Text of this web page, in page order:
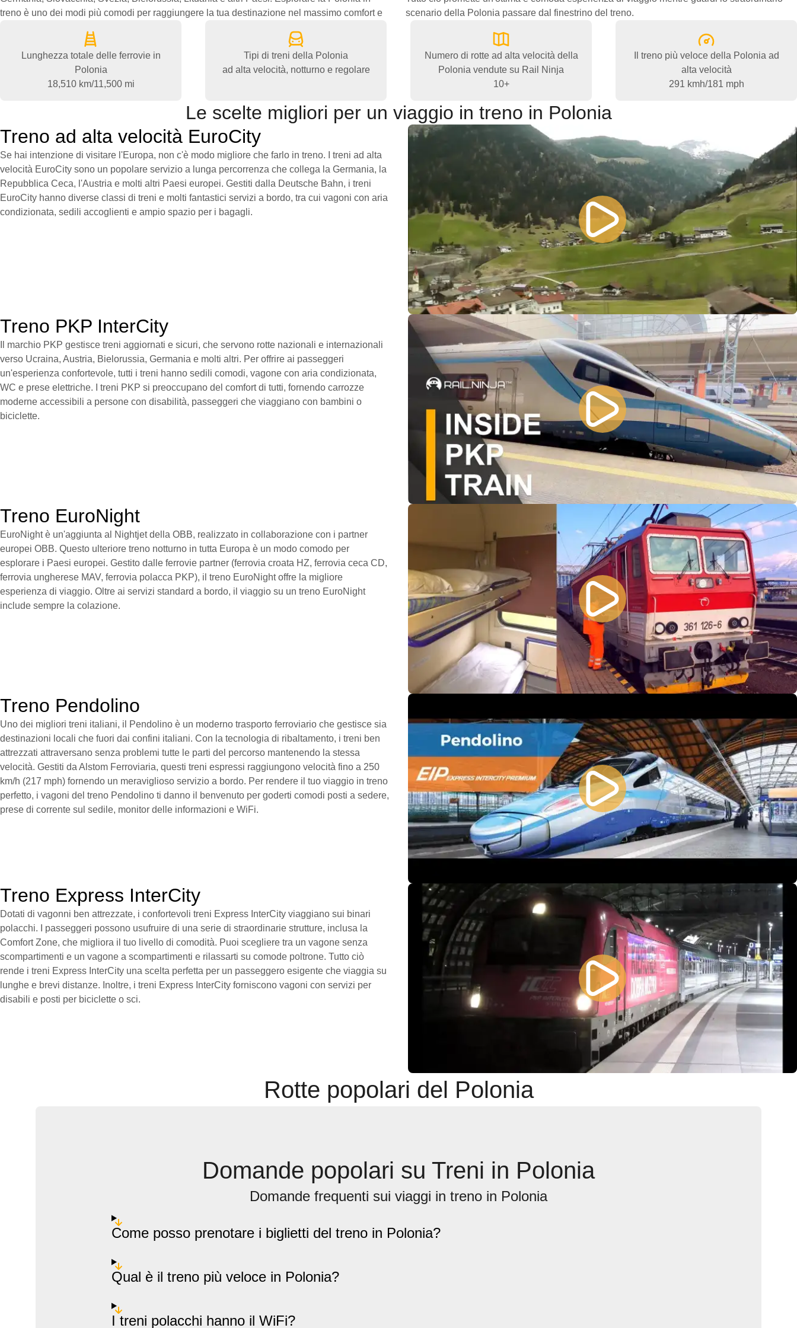
treno è uno dei modi più comodi per raggiungere la tua destinazione nel massimo comfort e
scenario della Polonia passare dal finestrino del treno.
Lunghezza totale delle ferrovie in
Polonia
18,510 km/11,500 mi
Tipi di treni della Polonia
ad alta velocità, notturno e regolare
Numero di rotte ad alta velocità della
Polonia vendute su Rail Ninja
10+
Il treno più veloce della Polonia ad
alta velocità
291 kmh/181 mph
Le scelte migliori per un viaggio in treno in Polonia
Treno ad alta velocità EuroCity
Se hai intenzione di visitare l'Europa, non c'è modo migliore che farlo in treno. I treni ad alta
velocità EuroCity sono un popolare servizio a lunga percorrenza che collega la Germania, la
Repubblica Ceca, l'Austria e molti altri Paesi europei. Gestiti dalla Deutsche Bahn, i treni
EuroCity hanno diverse classi di treni e molti fantastici servizi a bordo, tra cui vagoni con aria
condizionata, sedili accoglienti e ampio spazio per i bagagli.
Treno PKP InterCity
Il marchio PKP gestisce treni aggiornati e sicuri, che servono rotte nazionali e internazionali
verso Ucraina, Austria, Bielorussia, Germania e molti altri. Per offrire ai passeggeri
un'esperienza confortevole, tutti i treni hanno sedili comodi, vagone con aria condizionata,
WC e prese elettriche. I treni PKP si preoccupano del comfort di tutti, fornendo carrozze
moderne accessibili a persone con disabilità, passeggeri che viaggiano con bambini o
biciclette.
Treno EuroNight
EuroNight è un'aggiunta al Nightjet della OBB, realizzato in collaborazione con i partner
europei OBB. Questo ulteriore treno notturno in tutta Europa è un modo comodo per
esplorare i Paesi europei. Gestito dalle ferrovie partner (ferrovia croata HZ, ferrovia ceca CD,
ferrovia ungherese MAV, ferrovia polacca PKP), il treno EuroNight offre la migliore
esperienza di viaggio. Oltre ai servizi standard a bordo, il viaggio su un treno EuroNight
include sempre la colazione.
Treno Pendolino
Uno dei migliori treni italiani, il Pendolino è un moderno trasporto ferroviario che gestisce sia
destinazioni locali che fuori dai confini italiani. Con la tecnologia di ribaltamento, i treni ben
attrezzati attraversano senza problemi tutte le parti del percorso mantenendo la stessa
velocità. Gestiti da Alstom Ferroviaria, questi treni espressi raggiungono velocità fino a 250
km/h (217 mph) fornendo un meraviglioso servizio a bordo. Per rendere il tuo viaggio in treno
perfetto, i vagoni del treno Pendolino ti danno il benvenuto per goderti comodi posti a sedere,
prese di corrente sul sedile, monitor delle informazioni e WiFi.
Treno Express InterCity
Dotati di vagonni ben attrezzate, i confortevoli treni Express InterCity viaggiano sui binari
polacchi. I passeggeri possono usufruire di una serie di straordinarie strutture, inclusa la
Comfort Zone, che migliora il tuo livello di comodità. Puoi scegliere tra un vagone senza
scompartimenti e un vagone a scompartimenti e rilassarti su comode poltrone. Tutto ciò
rende i treni Express InterCity una scelta perfetta per un passeggero esigente che viaggia su
lunghe e brevi distanze. Inoltre, i treni Express InterCity forniscono vagoni con servizi per
disabili e posti per biciclette o sci.
Rotte popolari del Polonia
Domande popolari su Treni in Polonia
Domande frequenti sui viaggi in treno in Polonia
Come posso prenotare i biglietti del treno in Polonia?
Qual è il treno più veloce in Polonia?
I treni polacchi hanno il WiFi?